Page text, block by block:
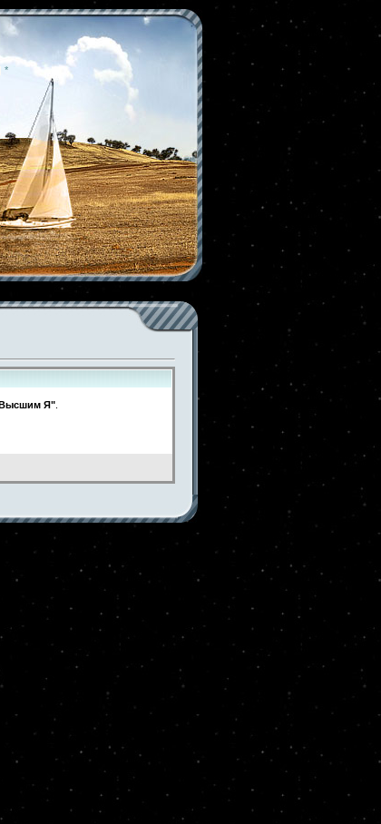
*
Высшим Я"